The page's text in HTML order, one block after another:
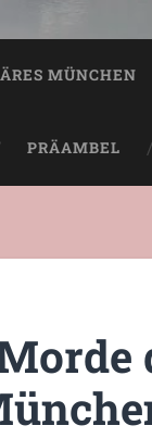
MÜNCHEN
PRÄAMBEL